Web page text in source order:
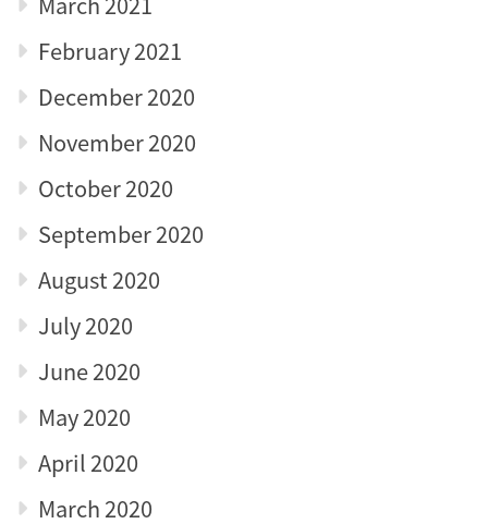
February 2021
December 2020
November 2020
October 2020
September 2020
August 2020
July 2020
June 2020
May 2020
April 2020
March 2020